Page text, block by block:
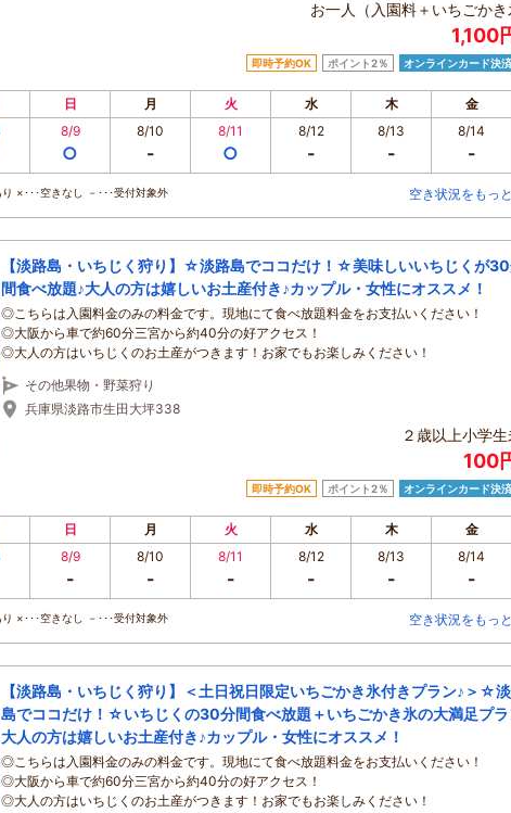
お一人（入園料＋いちごかき
1,100
即時予約OK ポイント2％ オンラインカード決
日 月 火 水 木 金
8/9
○
8/10
-
8/11
○
8/12
-
8/13
-
8/14
-
×･･･空きなし －･･･受付対象外 空き状況をもっ
【淡路島・いちじく狩り】☆淡路島でココだけ！☆美味しいいちじくが
間食べ放題♪大人の方は嬉しいお土産付き♪カップル・女性にオススメ！
◎こちらは入園料金のみの料金です。現地にて食べ放題料金をお支払いください！
◎大阪から車で約60分三宮から約40分の好アクセス！
◎大人の方はいちじくのお土産がつきます！お家でもお楽しみください！
その他果物・野菜狩り
兵庫県淡路市生田大坪338
２歳以上小学
100
即時予約OK ポイント2％ オンラインカード決
日 月 火 水 木 金
8/9
-
8/10
-
8/11
-
8/12
-
8/13
-
8/14
-
×･･･空きなし －･･･受付対象外 空き状況をもっ
【淡路島・いちじく狩り】＜土日祝日限定いちごかき氷付きプラン♪＞☆
島でココだけ！☆いちじくの30分間食べ放題＋いちごかき氷の大満足プラ
大人の方は嬉しいお土産付き♪カップル・女性にオススメ！
◎こちらは入園料金のみの料金です。現地にて食べ放題料金をお支払いください！
◎大阪から車で約60分三宮から約40分の好アクセス！
◎大人の方はいちじくのお土産がつきます！お家でもお楽しみください！